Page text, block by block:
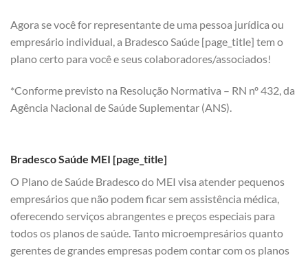
Agora se você for representante de uma pessoa jurídica ou
empresário individual, a Bradesco Saúde [page_title] tem o
plano certo para você e seus colaboradores/associados!
*Conforme previsto na Resolução Normativa – RN nº 432, da
Agência Nacional de Saúde Suplementar (ANS).
Bradesco Saúde MEI [page_title]
O Plano de Saúde Bradesco do MEI visa atender pequenos
empresários que não podem ficar sem assistência médica,
oferecendo serviços abrangentes e preços especiais para
todos os planos de saúde. Tanto microempresários quanto
gerentes de grandes empresas podem contar com os planos